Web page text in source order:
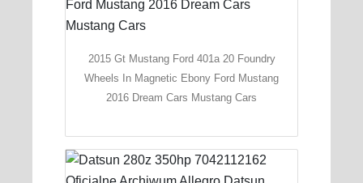
2015 Gt Mustang Ford 401a 20 Foundry
Wheels In Magnetic Ebony Ford Mustang
2016 Dream Cars Mustang Cars